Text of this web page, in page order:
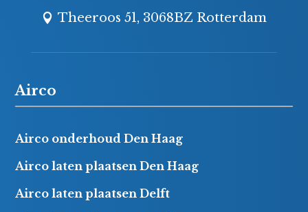
Theeroos 51, 3068BZ Rotterdam
Airco
Airco onderhoud Den Haag
Airco laten plaatsen Den Haag
Airco laten plaatsen Delft